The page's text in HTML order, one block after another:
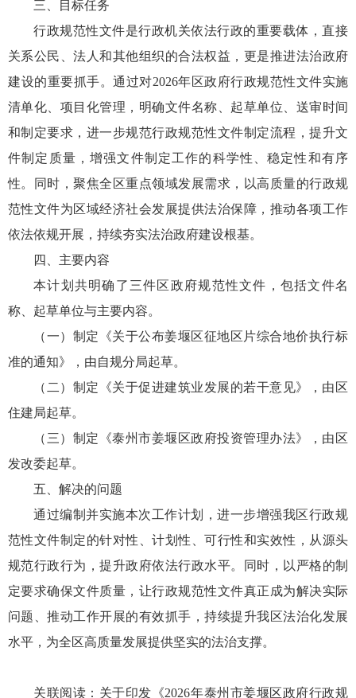
三、目标任务
行政规范性文件是行政机关依法行政的重要载体，直接
关系公民、法人和其他组织的合法权益，更是推进法治政府
建设的重要抓手。通过对2026年区政府行政规范性文件实施
清单化、项目化管理，明确文件名称、起草单位、送审时间
和制定要求，进一步规范行政规范性文件制定流程，提升文
件制定质量，增强文件制定工作的科学性、稳定性和有序
性。同时，聚焦全区重点领域发展需求，以高质量的行政规
范性文件为区域经济社会发展提供法治保障，推动各项工作
依法依规开展，持续夯实法治政府建设根基。
四、主要内容
本计划共明确了三件区政府规范性文件，包括文件名
称、起草单位与主要内容。
（一）制定《关于公布姜堰区征地区片综合地价执行标
准的通知》，由自规分局起草。
（二）制定《关于促进建筑业发展的若干意见》，由区
住建局起草。
（三）制定《泰州市姜堰区政府投资管理办法》，由区
发改委起草。
五、解决的问题
通过编制并实施本次工作计划，进一步增强我区行政规
范性文件制定的针对性、计划性、可行性和实效性，从源头
规范行政行为，提升政府依法行政水平。同时，以严格的制
定要求确保文件质量，让行政规范性文件真正成为解决实际
问题、推动工作开展的有效抓手，持续提升我区法治化发展
水平，为全区高质量发展提供坚实的法治支撑。
关联阅读： 关于印发《2026年泰州市姜堰区政府行政规